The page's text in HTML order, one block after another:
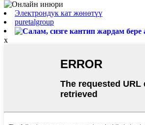
Электрондук кат жөнөтүү
puretalgroup
x